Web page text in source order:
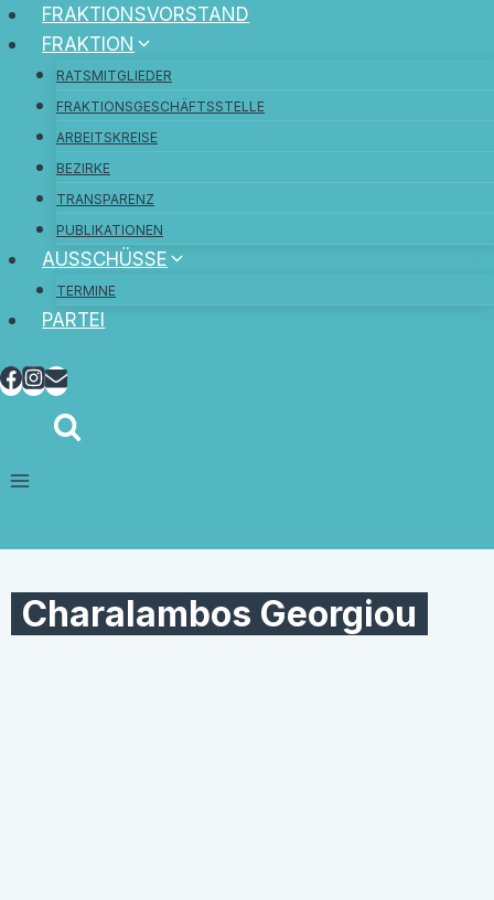
FRAKTIONSVORSTAND
FRAKTION
RATSMITGLIEDER
FRAKTIONSGESCHÄFTSSTELLE
ARBEITSKREISE
BEZIRKE
TRANSPARENZ
PUBLIKATIONEN
AUSSCHÜSSE
TERMINE
PARTEI
Charalambos Georgiou